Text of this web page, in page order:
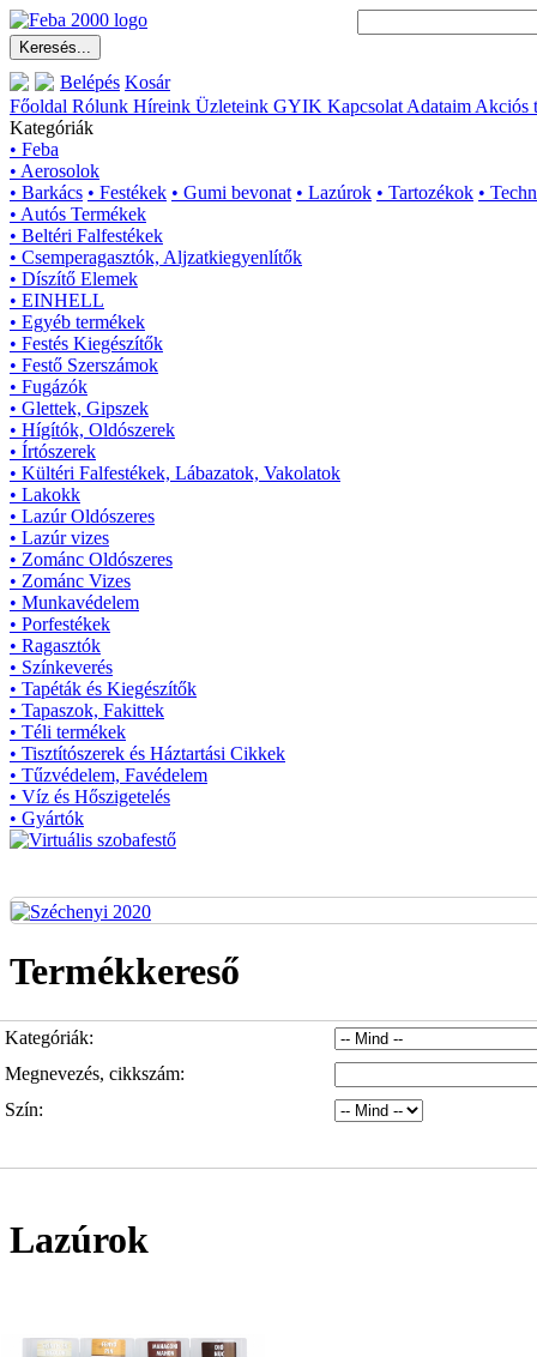
Belépés Kosár
Főoldal Rólunk Híreink Üzleteink GYIK Kapcsolat Adataim Akciós
Kategóriák
• Feba
• Aerosolok
• Barkács • Festékek • Gumi bevonat • Lazúrok • Tartozékok •
• Autós Termékek
• Beltéri Falfestékek
• Csemperagasztók, Aljzatkiegyenlítők
• Díszítő Elemek
• EINHELL
• Egyéb termékek
• Festés Kiegészítők
• Festő Szerszámok
• Fugázók
• Glettek, Gipszek
• Hígítók, Oldószerek
• Írtószerek
• Kültéri Falfestékek, Lábazatok, Vakolatok
• Lakokk
• Lazúr Oldószeres
• Lazúr vizes
• Zománc Oldószeres
• Zománc Vizes
• Munkavédelem
• Porfestékek
• Ragasztók
• Színkeverés
• Tapéták és Kiegészítők
• Tapaszok, Fakittek
• Téli termékek
• Tisztítószerek és Háztartási Cikkek
• Tűzvédelem, Favédelem
• Víz és Hőszigetelés
• Gyártók
Termékkereső
Kategóriák:
Megnevezés, cikkszám:
Szín:
Lazúrok